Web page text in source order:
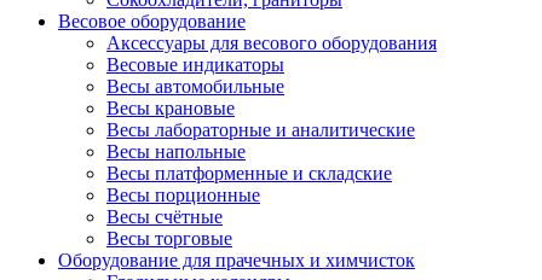
Весовое оборудование
Аксессуары для весового оборудования
Весовые индикаторы
Весы автомобильные
Весы крановые
Весы лабораторные и аналитические
Весы напольные
Весы платформенные и складские
Весы порционные
Весы счётные
Весы торговые
Оборудование для прачечных и химчисток